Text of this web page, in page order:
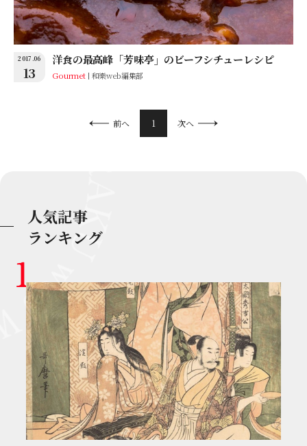
2017.06
13
洋食の最高峰「芳味亭」のビーフシチューレシピ
Gourmet 和樂web編集部
前へ 1 次へ
人気記事
ランキング